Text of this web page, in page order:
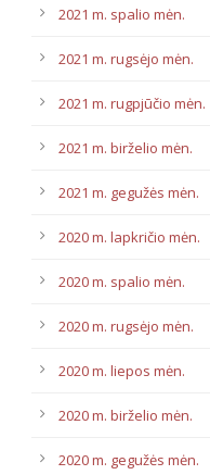
2021 m. spalio mėn.
2021 m. rugsėjo mėn.
2021 m. rugpjūčio mėn.
2021 m. birželio mėn.
2021 m. gegužės mėn.
2020 m. lapkričio mėn.
2020 m. spalio mėn.
2020 m. rugsėjo mėn.
2020 m. liepos mėn.
2020 m. birželio mėn.
2020 m. gegužės mėn.